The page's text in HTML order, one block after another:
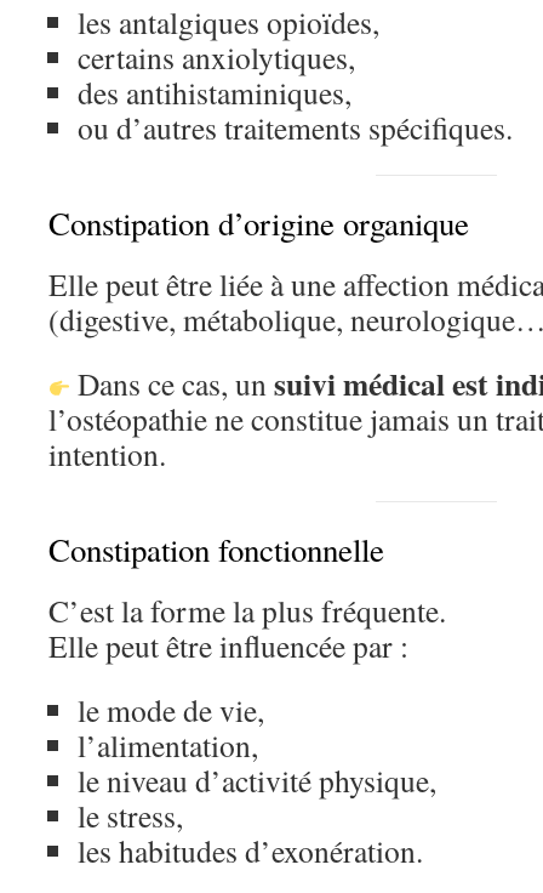
les antalgiques opioïdes,
certains anxiolytiques,
des antihistaminiques,
ou d’autres traitements spécifiques.
Constipation d’origine organique
Elle peut être liée à une affection
(digestive, métabolique,
Dans ce cas, unsuivi médical est
l’ostéopathie ne constitue jamais un
intention.
Constipation fonctionnelle
C’est la forme la plus fréquente.
Elle peut être influencée par :
le mode de vie,
l’alimentation,
le niveau d’activité physique,
le stress,
les habitudes d’exonération.